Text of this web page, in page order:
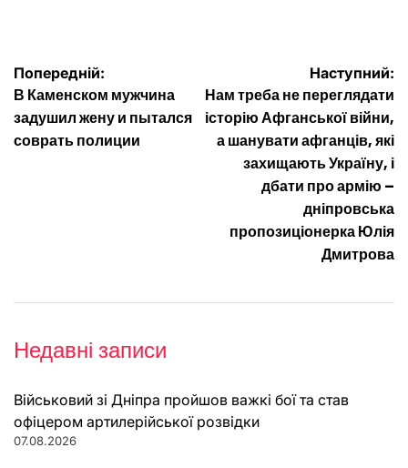
Навігація
записів
Попередній:
В Каменском мужчина
задушил жену и пытался
соврать полиции
Наступний:
Нам треба не переглядати
історію Афганської війни,
а шанувати афганців, які
захищають Україну, і
дбати про армію –
дніпровська
пропозиціонерка Юлія
Дмитрова
Недавні записи
Військовий зі Дніпра пройшов важкі бої та став
офіцером артилерійської розвідки
07.08.2026